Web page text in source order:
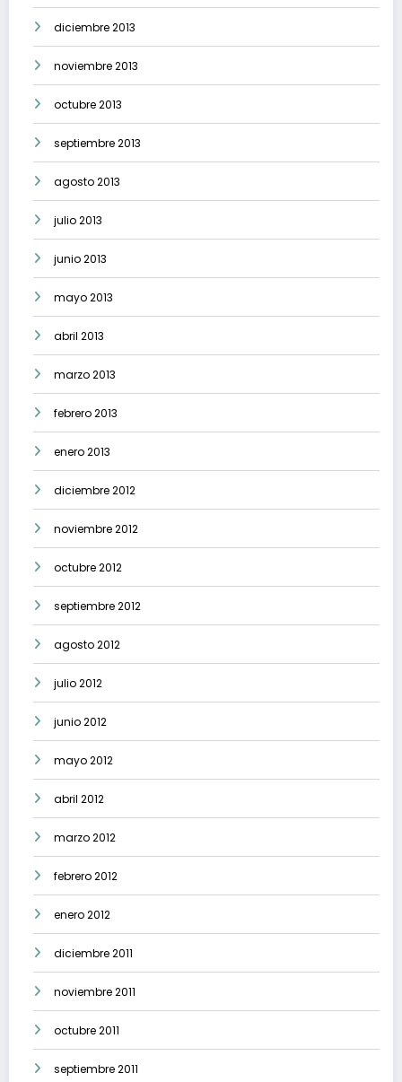
diciembre 2013
noviembre 2013
octubre 2013
septiembre 2013
agosto 2013
julio 2013
junio 2013
mayo 2013
abril 2013
marzo 2013
febrero 2013
enero 2013
diciembre 2012
noviembre 2012
octubre 2012
septiembre 2012
agosto 2012
julio 2012
junio 2012
mayo 2012
abril 2012
marzo 2012
febrero 2012
enero 2012
diciembre 2011
noviembre 2011
octubre 2011
septiembre 2011